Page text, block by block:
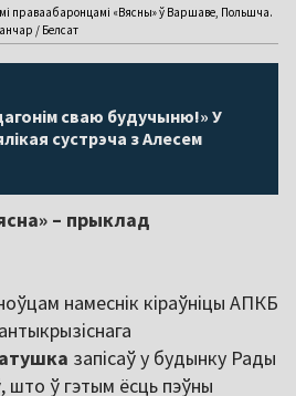
праваабаронцамі «Вясны» ў Варшаве, Польшча.
/ Белсат
сваю будучыню!» У
сустрэча з Алесем
– прыклад
намеснік кіраўніцы АПКБ
запісаў у будынку Рады
што ў гэтым ёсць пэўны